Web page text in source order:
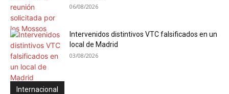
06/08/2026
Intervenidos distintivos VTC falsificados en un
local de Madrid
03/08/2026
Internacional